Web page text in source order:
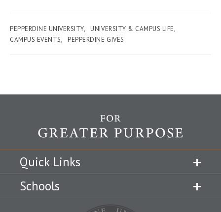
PEPPERDINE UNIVERSITY
UNIVERSITY & CAMPUS LIFE
CAMPUS EVENTS
PEPPERDINE GIVES
Quick Links
Schools